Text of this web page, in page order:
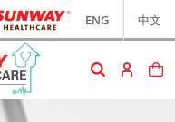
ENG 中文